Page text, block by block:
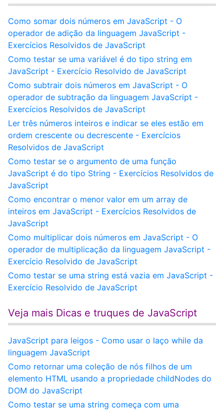
Como somar dois números em JavaScript - O
operador de adição da linguagem JavaScript -
Exercícios Resolvidos de JavaScript
Como testar se uma variável é do tipo string em
JavaScript - Exercício Resolvido de JavaScript
Como subtrair dois números em JavaScript - O
operador de subtração da linguagem JavaScript -
Exercícios Resolvidos de JavaScript
Ler três números inteiros e indicar se eles estão em
ordem crescente ou decrescente - Exercícios
Resolvidos de JavaScript
Como testar se o argumento de uma função
JavaScript é do tipo String - Exercícios Resolvidos de
JavaScript
Como encontrar o menor valor em um array de
inteiros em JavaScript - Exercícios Resolvidos de
JavaScript
Como multiplicar dois números em JavaScript - O
operador de multiplicação da linguagem JavaScript -
Exercício Resolvido de JavaScript
Como testar se uma string está vazia em JavaScript -
Exercício Resolvido de JavaScript
Veja mais Dicas e truques de JavaScript
JavaScript para leigos - Como usar o laço while da
linguagem JavaScript
Como retornar uma coleção de nós filhos de um
elemento HTML usando a propriedade childNodes do
DOM do JavaScript
Como testar se uma string começa com uma